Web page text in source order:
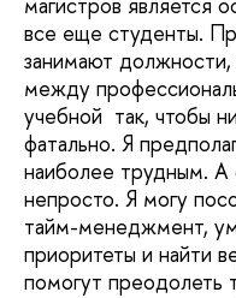
все еще студенты.
занимают
между
учебной так, чтобы
фатально. Я
наиболее трудным. А
непросто. Я могу
тайм-менеджмент,
приоритеты и найти
помогут